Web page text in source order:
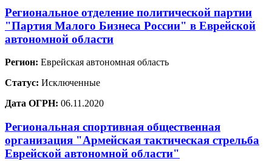
Региональное отделение политической партии
"Партия Малого Бизнеса России" в Еврейской
автономной области
Регион: Еврейская автономная область
Статус: Исключенные
Дата ОГРН: 06.11.2020
Региональная спортивная общественная
организация "Армейская тактическая стрельба
Еврейской автономной области"